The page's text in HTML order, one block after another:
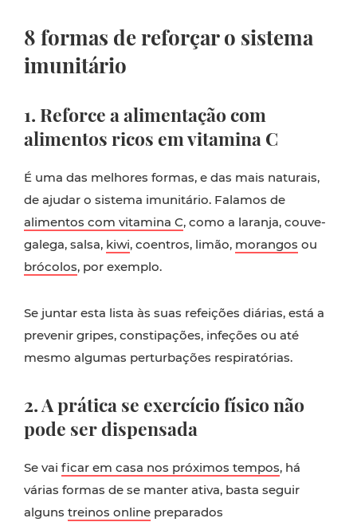
8 formas de reforçar o sistema
imunitário
1. Reforce a alimentação com
alimentos ricos em vitamina C
É uma das melhores formas, e das mais naturais,
de ajudar o sistema imunitário. Falamos de
alimentos com vitamina C, como a laranja, couve-
galega, salsa, kiwi, coentros, limão, morangos ou
brócolos, por exemplo.
Se juntar esta lista às suas refeições diárias, está a
prevenir gripes, constipações, infeções ou até
mesmo algumas perturbações respiratórias.
2. A prática se exercício físico não
pode ser dispensada
Se vai ficar em casa nos próximos tempos, há
várias formas de se manter ativa, basta seguir
alguns treinos online preparados